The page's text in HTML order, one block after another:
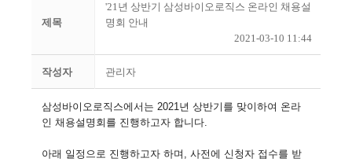
제목
'21년 상반기 삼성바이오로직스 온라인 채용설
명회 안내
2021-03-10 11:44
작성자 관리자
삼성바이오로직스에서는 2021년 상반기를 맞이하여 온라
인 채용설명회를 진행하고자 합니다.
아래 일정으로 진행하고자 하며, 사전에 신청자 접수를 받